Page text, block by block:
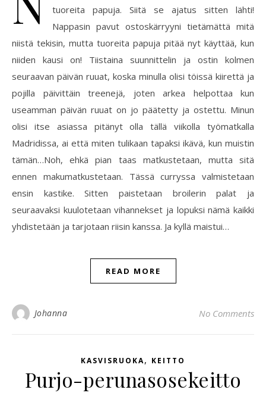
tuoreita papuja. Siitä se ajatus sitten lähti!
Nappasin pavut ostoskärryyni tietämättä mitä
niistä tekisin, mutta tuoreita papuja pitää nyt käyttää, kun
niiden kausi on! Tiistaina suunnittelin ja ostin kolmen
seuraavan päivän ruuat, koska minulla olisi töissä kiirettä ja
pojilla päivittäin treenejä, joten arkea helpottaa kun
useamman päivän ruuat on jo päätetty ja ostettu. Minun
olisi itse asiassa pitänyt olla tällä viikolla työmatkalla
Madridissa, ai että miten tulikaan tapaksi ikävä, kun muistin
tämän…Noh, ehkä pian taas matkustetaan, mutta sitä
ennen makumatkustetaan. Tässä curryssa valmistetaan
ensin kastike. Sitten paistetaan broilerin palat ja
seuraavaksi kuulotetaan vihannekset ja lopuksi nämä kaikki
yhdistetään ja tarjotaan riisin kanssa. Ja kyllä maistui…
READ MORE
Johanna No Comments
KASVISRUOKA, KEITTO
Purjo-perunasosekeitto